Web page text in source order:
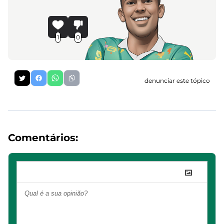
1 0
denunciar este tópico
Comentários: